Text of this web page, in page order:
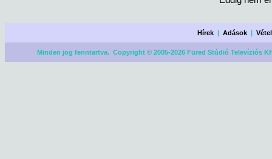
Hírek |Adások |
Minden jog fenntartva. Copyright © 2005-2026 Füred Stúdió Televíziós